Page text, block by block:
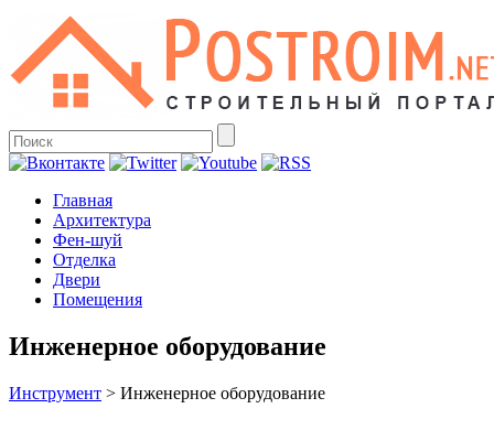
Главная
Архитектура
Фен-шуй
Отделка
Двери
Помещения
Инженерное оборудование
Инструмент > Инженерное оборудование